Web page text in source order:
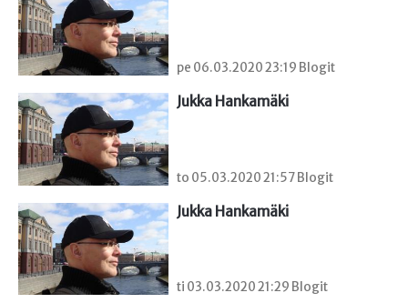
pe 06.03.2020 23:19 Blogit
Jukka Hankamäki
to 05.03.2020 21:57 Blogit
Jukka Hankamäki
ti 03.03.2020 21:29 Blogit